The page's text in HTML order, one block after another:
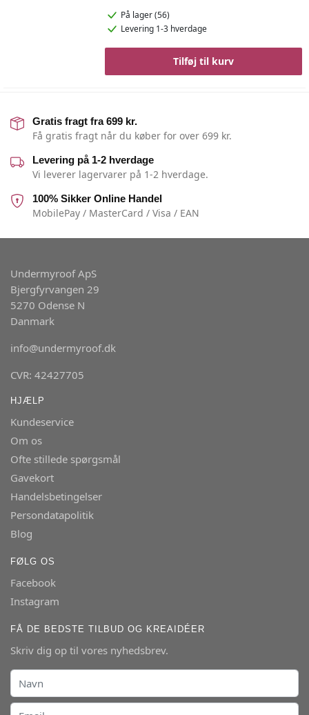
På lager (56)
Levering 1-3 hverdage
Tilføj til kurv
Gratis fragt fra 699 kr.
Få gratis fragt når du køber for over 699 kr.
Levering på 1-2 hverdage
Vi leverer lagervarer på 1-2 hverdage.
100% Sikker Online Handel
MobilePay / MasterCard / Visa / EAN
Undermyroof ApS
Bjergfyrvangen 29
5270 Odense N
Danmark
info@undermyroof.dk
CVR: 42427705
HJÆLP
Kundeservice
Om os
Ofte stillede spørgsmål
Gavekort
Handelsbetingelser
Persondatapolitik
Blog
FØLG OS
Facebook
Instagram
FÅ DE BEDSTE TILBUD OG KREAIDÉER
Skriv dig op til vores nyhedsbrev.